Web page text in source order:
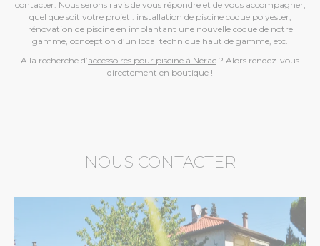
contacter. Nous serons ravis de vous répondre et de vous accompagner,
quel que soit votre projet : installation de piscine coque polyester,
rénovation de piscine en implantant une nouvelle coque de notre
gamme, conception d’un local technique haut de gamme, etc.
A la recherche d’accessoires pour piscine à Nérac ? Alors rendez-vous
directement en boutique !
NOUS CONTACTER